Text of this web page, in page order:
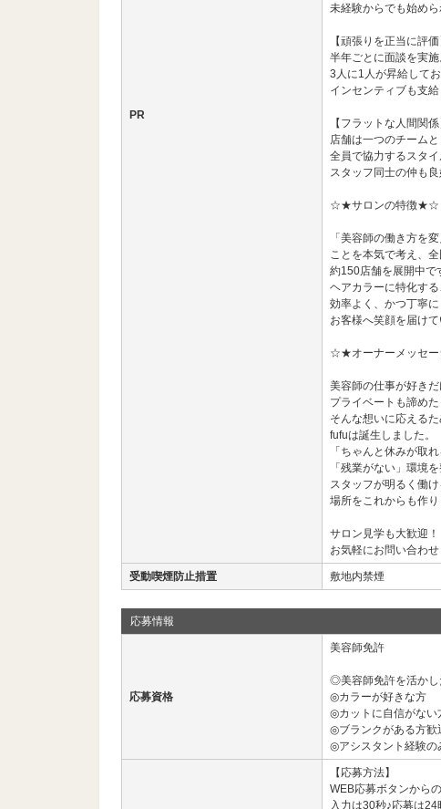
PR
未経験からでも始めら
【頑張りを正当に評価
半年ごとに面談を実施
3人に1人が昇給してお
インセンティブも支給
【フラットな人間関係
店舗は一つのチームと
全員で協力するスタイ
スタッフ同士の仲も良
☆★サロンの特徴★☆
「美容師の働き方を変
ことを本気で考え、全
約150店舗を展開中で
ヘアカラーに特化す
効率よく、かつ丁寧に
お客様へ笑顔を届けて
☆★オーナーメッセ
美容師の仕事が好きだ
プライベートも諦めた
そんな想いに応えるた
fufuは誕生しました。
「ちゃんと休みが取れ
「残業がない」環境を
スタッフが明るく働け
場所をこれからも作り
サロン見学も大歓迎！
お気軽にお問い合わせ
受動喫煙防止措置 敷地内禁煙
応募情報
応募資格
美容師免許
◎美容師免許を活かし
◎カラーが好きな方
◎カットに自信がない
◎ブランクがある方歓
◎アシスタント経験の
【応募方法】
WEB応募ボタンから
入力は30秒♪応募は24